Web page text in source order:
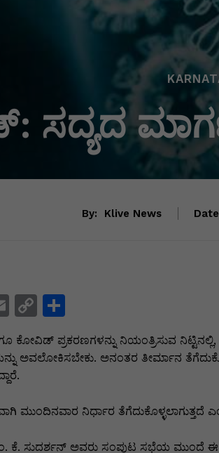
ಸದ್ಯದ
By: Klive News
E
m
ai
l
C
p
n
k
S
h
ar
ಕೋವಿಡ್ ಪ್ರಕರಣಗಳನ್ನು ನಿಯಂತ್ರಿಸುವ ನಿಟ್ಟಿನಲ್ಲಿ,
ಅವಲೋಕಿಸಬೇಕು. ಅನಂತರ ತೀರ್ಮಾನ
ನಿರ್ಧಾರ ತೆಗೆದುಕೊಳ್ಳಲಾಗುತ್ತದೆ
ಕೆ. ಸುದರ್ಶನ್ ಅವರು ಸಂಪುಟ ಸಭೆಯ ಮುಂದೆ ಈ